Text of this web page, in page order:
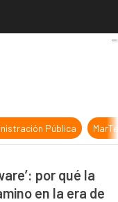
del
Pública
por qué la
en la era de